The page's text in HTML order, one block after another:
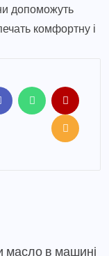
допоможуть
комфортну і
масло в машині